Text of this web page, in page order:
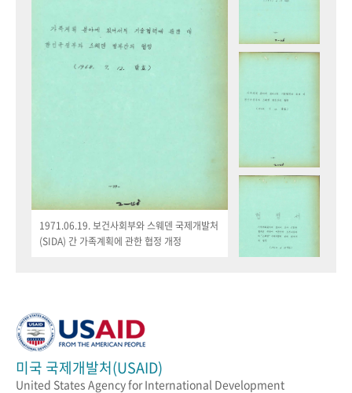
1971.06.19. 보건사회부와 스웨덴 국제개발처
(SIDA) 간 가족계획에 관한 협정 개정
미국 국제개발처(USAID)
United States Agency for International Development